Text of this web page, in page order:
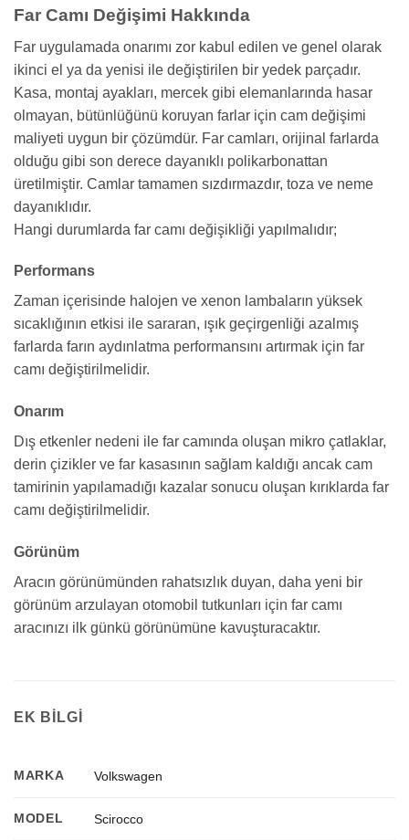
Far Camı Değişimi Hakkında
Far uygulamada onarımı zor kabul edilen ve genel olarak
ikinci el ya da yenisi ile değiştirilen bir yedek parçadır.
Kasa, montaj ayakları, mercek gibi elemanlarında hasar
olmayan, bütünlüğünü koruyan farlar için cam değişimi
maliyeti uygun bir çözümdür. Far camları, orijinal farlarda
olduğu gibi son derece dayanıklı polikarbonattan
üretilmiştir. Camlar tamamen sızdırmazdır, toza ve neme
dayanıklıdır.
Hangi durumlarda far camı değişikliği yapılmalıdır;
Performans
Zaman içerisinde halojen ve xenon lambaların yüksek
sıcaklığının etkisi ile sararan, ışık geçirgenliği azalmış
farlarda farın aydınlatma performansını artırmak için far
camı değiştirilmelidir.
Onarım
Dış etkenler nedeni ile far camında oluşan mikro çatlaklar,
derin çizikler ve far kasasının sağlam kaldığı ancak cam
tamirinin yapılamadığı kazalar sonucu oluşan kırıklarda far
camı değiştirilmelidir.
Görünüm
Aracın görünümünden rahatsızlık duyan, daha yeni bir
görünüm arzulayan otomobil tutkunları için far camı
aracınızı ilk günkü görünümüne kavuşturacaktır.
EK BILGI
MARKA Volkswagen
MODEL Scirocco